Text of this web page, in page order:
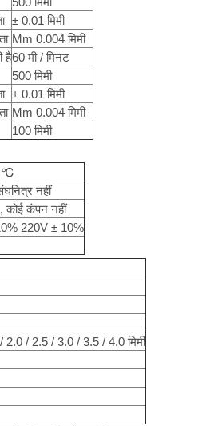
± 0.01 मिमी
Mm 0.004 मिमी
है60 मी / मिनट
500 मिमी
± 0.01 मिमी
Mm 0.004 मिमी
100 मिमी
℃
नहीं
कोई कंपन नहीं
220V ± 10%
2.0 / 2.5 / 3.0 / 3.5 / 4.0 मिमी